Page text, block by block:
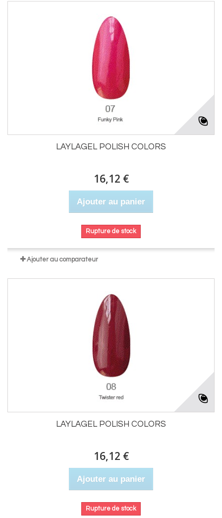
LAYLAGEL POLISH COLORS
16,12 €
Ajouter au panier
Rupture de stock
Ajouter au comparateur
LAYLAGEL POLISH COLORS
16,12 €
Ajouter au panier
Rupture de stock